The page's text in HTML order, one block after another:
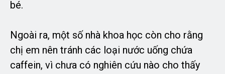
bé.
Ngoài ra, một số nhà khoa học còn cho rằng
chị em nên tránh các loại nước uống chứa
caffein, vì chưa có nghiên cứu nào cho thấy